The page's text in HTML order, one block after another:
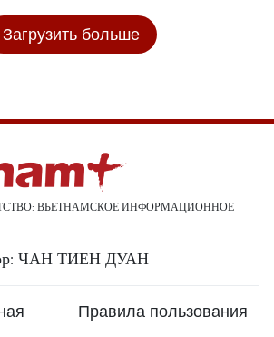
Загрузить больше
ВЬЕТНАМСКОЕ ИНФОРМАЦИОННОЕ
ЧАН ТИЕН ДУАН
Правила пользования